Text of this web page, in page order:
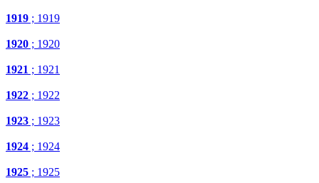
1919 ; 1919
1920 ; 1920
1921 ; 1921
1922 ; 1922
1923 ; 1923
1924 ; 1924
1925 ; 1925